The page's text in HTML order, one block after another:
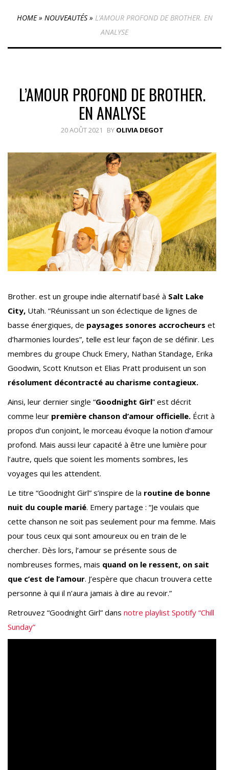
HOME» NOUVEAUTÉS» L’AMOUR PROFOND DE BROTHER. EN
ANALYSE
L’AMOUR PROFOND DE BROTHER.
EN ANALYSE
20 AOÛT 2021 BY OLIVIA DEGOT
Brother. est un groupe indie alternatif basé à Salt Lake
City, Utah. “Réunissant un son éclectique de lignes de
basse énergiques, de paysages sonores accrocheurs et
d’harmonies lourdes”, telle est leur façon de se définir. Les
membres du groupe Chuck Emery, Nathan Standage, Erika
Goodwin, Scott Knutson et Elias Pratt produisent un son
résolument décontracté au charisme contagieux.
Ainsi, leur dernier single “Goodnight Girl” est décrit
comme leur première chanson d’amour officielle. Écrit à
propos d’un conjoint, le morceau évoque la notion d’amour
profond. Mais aussi leur capacité à être une lumière pour
l’autre, quels que soient les moments sombres, les
voyages qui les attendent.
Le titre “Goodnight Girl” s’inspire de la routine de bonne
nuit du couple marié. Emery partage : “Je voulais que
cette chanson ne soit pas seulement pour ma femme. Mais
pour tous ceux qui sont amoureux ou en train de le
chercher. Dès lors, l’amour se présente sous de
nombreuses formes, mais quand on le ressent, on sait
que c’est de l’amour. J’espère que chacun trouvera cette
personne à qui il n’aura jamais à dire au revoir.”
Retrouvez “Goodnight Girl” dans notre playlist Spotify “Chill
Sunday”